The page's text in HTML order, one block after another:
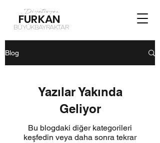
Diyetisyen
FURKAN
BÜYÜKBAYRAKTAR
Blog
Yazılar Yakında
Geliyor
Bu blogdaki diğer kategorileri
keşfedin veya daha sonra tekrar